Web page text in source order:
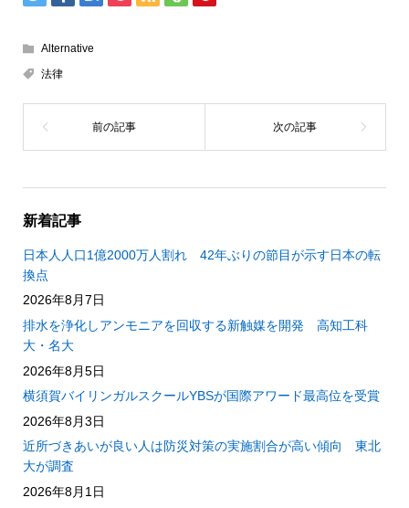
Alternative
法律
新着記事
日本人人口1億2000万人割れ 42年ぶりの節目が示す日本の転
換点
2026年8月7日
排水を浄化しアンモニアを回収する新触媒を開発 高知工科
大・名大
2026年8月5日
横須賀バイリンガルスクールYBSが国際アワード最高位を受賞
2026年8月3日
近所づきあいが良い人は防災対策の実施割合が高い傾向 東北
大が調査
2026年8月1日